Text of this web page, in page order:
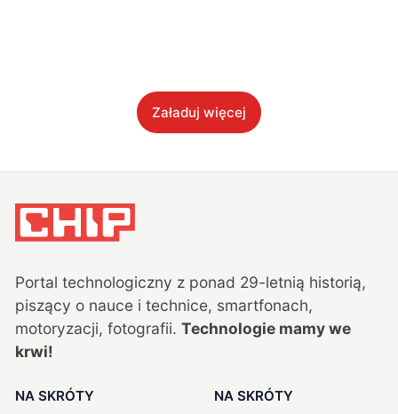
Załaduj więcej
Portal technologiczny z ponad 29-letnią historią,
piszący o nauce i technice, smartfonach,
motoryzacji, fotografii. Technologie mamy we
krwi!
NA SKRÓTY NA SKRÓTY